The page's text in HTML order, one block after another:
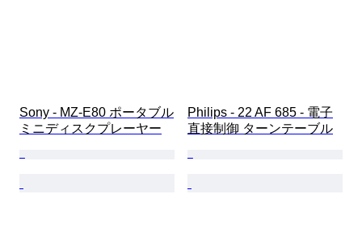
Sony - MZ-E80 ポータブル
ミニディスクプレーヤー
Philips - 22 AF 685 - 電子
直接制御 ターンテーブル